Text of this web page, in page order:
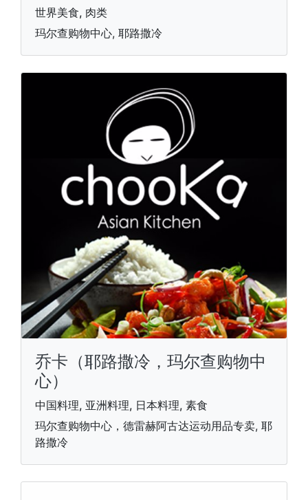
世界美食, 肉类
玛尔查购物中心, 耶路撒冷
乔卡（耶路撒冷，玛尔查购物中
心）
中国料理, 亚洲料理, 日本料理, 素食
玛尔查购物中心，德雷赫阿古达运动用品专卖, 耶
路撒冷